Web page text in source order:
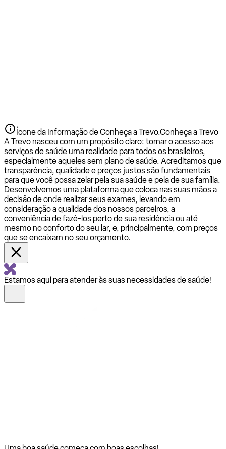
Ícone da Informação de Conheça a Trevo.Conheça a Trevo
A Trevo nasceu com um propósito claro: tornar o acesso aos
serviços de saúde uma realidade para todos os brasileiros,
especialmente aqueles sem plano de saúde. Acreditamos que
transparência, qualidade e preços justos são fundamentais
para que você possa zelar pela sua saúde e pela de sua família.
Desenvolvemos uma plataforma que coloca nas suas mãos a
decisão de onde realizar seus exames, levando em
consideração a qualidade dos nossos parceiros, a
conveniência de fazê-los perto de sua residência ou até
mesmo no conforto do seu lar, e, principalmente, com preços
que se encaixam no seu orçamento.
Estamos aqui para atender às suas necessidades de saúde!